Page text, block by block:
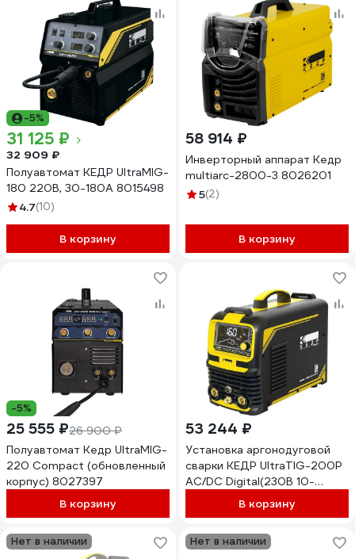
-5%
31 125 ₽
32 909 ₽
Полуавтомат КЕДР UltraMIG-
180 220В, 30-180А 8015498
4.7(10)
В корзину
58 914 ₽
Инверторный аппарат Кедр
multiarc-2800-3 8026201
5(2)
В корзину
-5%
25 555 ₽26 900 ₽
Полуавтомат Кедр UltraMIG-
220 Compact (обновленный
корпус) 8027397
В корзину
53 244 ₽
Установка аргонодуговой
сварки КЕДР UltraTIG-200P
AC/DC Digital(230В 10-
200А) (с подключением
педали) 8028973
В корзину
Нет в наличии Нет в наличии